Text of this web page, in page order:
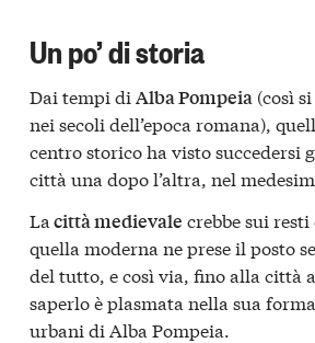
Un po’ di storia
Dai tempi di Alba Pompeia (così
nei secoli dell’epoca romana),
centro storico ha visto succedersi
città una dopo l’altra, nel
La città medievale crebbe sui
quella moderna ne prese il posto
del tutto, e così via, fino alla città
saperlo è plasmata nella sua
urbani di Alba Pompeia.